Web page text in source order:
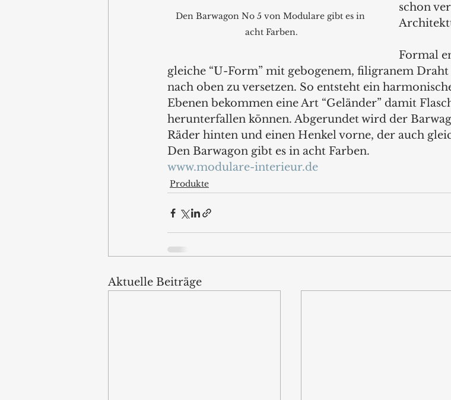
Den Barwagon No 5 von Modulare gibt es in
acht Farben.
schon
Formal
gleiche “U-Form” mit gebogenem, filigranem
nach oben zu versetzen. So entsteht ein
Ebenen bekommen eine Art “Geländer” damit
herunterfallen können. Abgerundet wird der
Räder hinten und einen Henkel vorne, der auch
Den Barwagon gibt es in acht Farben.
www.modulare-interieur.de
Produkte
Aktuelle Beiträge